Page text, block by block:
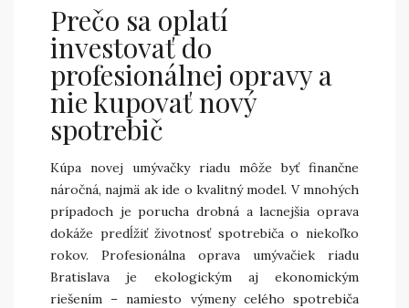
Prečo sa oplatí
investovať do
profesionálnej opravy a
nie kupovať nový
spotrebič
Kúpa novej umývačky riadu môže byť finančne
náročná, najmä ak ide o kvalitný model. V mnohých
prípadoch je porucha drobná a lacnejšia oprava
dokáže predĺžiť životnosť spotrebiča o niekoľko
rokov. Profesionálna oprava umývačiek riadu
Bratislava je ekologickým aj ekonomickým
riešením – namiesto výmeny celého spotrebiča